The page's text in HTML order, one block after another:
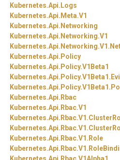
Kubernetes.Api. Logs
Kubernetes.Api. Meta.V1
Kubernetes.Api. Networking
Kubernetes.Api. Networking.V1
Kubernetes.Api. Networking.V1.
Kubernetes.Api. Policy
Kubernetes.Api. Policy.V1Beta1
Kubernetes.Api. Policy.V1Beta1.
Kubernetes.Api. Policy.V1Beta1.
Kubernetes.Api. Rbac
Kubernetes.Api. Rbac.V1
Kubernetes.Api. Rbac.V1.
Kubernetes.Api. Rbac.V1.
Kubernetes.Api. Rbac.V1. Role
Kubernetes.Api. Rbac.V1.